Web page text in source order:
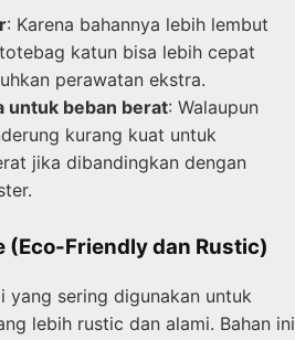
: Karena bahannya lebih lembut
katun bisa lebih cepat
perawatan ekstra.
untuk beban berat: Walaupun
kurang kuat untuk
jika dibandingkan dengan
(Eco-Friendly dan Rustic)
yang sering digunakan untuk
lebih rustic dan alami. Bahan ini